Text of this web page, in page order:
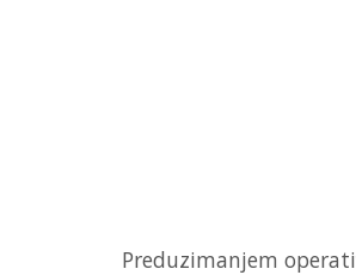
Preduzimanjem